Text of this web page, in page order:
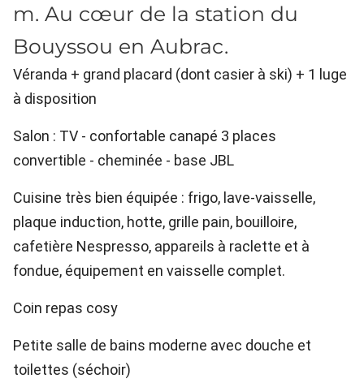
m. Au cœur de la station du
Bouyssou en Aubrac.
Véranda + grand placard (dont casier à ski) + 1 luge
à disposition
Salon : TV - confortable canapé 3 places
convertible - cheminée - base JBL
Cuisine très bien équipée : frigo, lave-vaisselle,
plaque induction, hotte, grille pain, bouilloire,
cafetière Nespresso, appareils à raclette et à
fondue, équipement en vaisselle complet.
Coin repas cosy
Petite salle de bains moderne avec douche et
toilettes (séchoir)